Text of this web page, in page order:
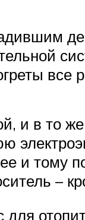
все
и в то
и тому